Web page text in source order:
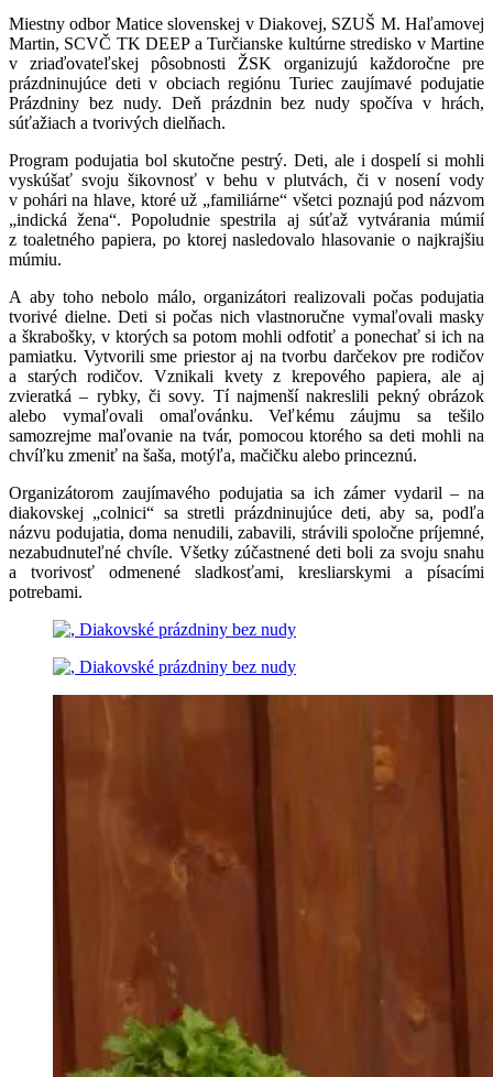
Miestny odbor Matice slovenskej v Diakovej, SZUŠ M. Haľamovej
Martin, SCVČ TK DEEP a Turčianske kultúrne stredisko v Martine
v zriaďovateľskej pôsobnosti ŽSK organizujú každoročne pre
prázdninujúce deti v obciach regiónu Turiec zaujímavé podujatie
Prázdniny bez nudy. Deň prázdnin bez nudy spočíva v hrách,
súťažiach a tvorivých dielňach.
Program podujatia bol skutočne pestrý. Deti, ale i dospelí si mohli
vyskúšať svoju šikovnosť v behu v plutvách, či v nosení vody
v pohári na hlave, ktoré už „familiárne“ všetci poznajú pod názvom
„indická žena“. Popoludnie spestrila aj súťaž vytvárania múmií
z toaletného papiera, po ktorej nasledovalo hlasovanie o najkrajšiu
múmiu.
A aby toho nebolo málo, organizátori realizovali počas podujatia
tvorivé dielne. Deti si počas nich vlastnoručne vymaľovali masky
a škrabošky, v ktorých sa potom mohli odfotiť a ponechať si ich na
pamiatku. Vytvorili sme priestor aj na tvorbu darčekov pre rodičov
a starých rodičov. Vznikali kvety z krepového papiera, ale aj
zvieratká – rybky, či sovy. Tí najmenší nakreslili pekný obrázok
alebo vymaľovali omaľovánku. Veľkému záujmu sa tešilo
samozrejme maľovanie na tvár, pomocou ktorého sa deti mohli na
chvíľku zmeniť na šaša, motýľa, mačičku alebo princeznú.
Organizátorom zaujímavého podujatia sa ich zámer vydaril – na
diakovskej „colnici“ sa stretli prázdninujúce deti, aby sa, podľa
názvu podujatia, doma nenudili, zabavili, strávili spoločne príjemné,
nezabudnuteľné chvíle. Všetky zúčastnené deti boli za svoju snahu
a tvorivosť odmenené sladkosťami, kresliarskymi a písacími
potrebami.